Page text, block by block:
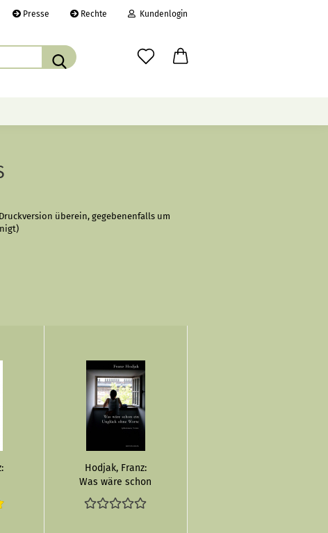
Presse Rechte Kundenlogin
erstellen
vergessen?
Suche...
überein, gegebenenfalls um
Hodjak, Franz:
Was wäre schon
ein Unglück ohne
Worte - eBook